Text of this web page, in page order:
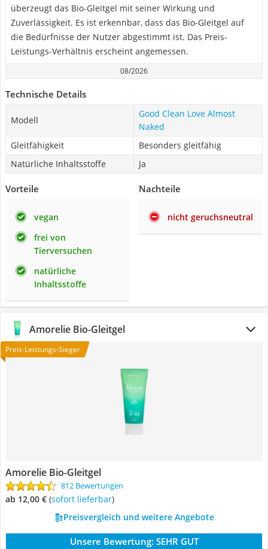
überzeugt das Bio-Gleitgel mit seiner Wirkung und
Zuverlässigkeit. Es ist erkennbar, dass das Bio-Gleitgel auf
die Bedürfnisse der Nutzer abgestimmt ist. Das Preis-
Leistungs-Verhältnis erscheint angemessen.
08/2026
Technische Details
Modell
Good Clean Love Almost
Naked
Gleitfähigkeit
Besonders gleitfähig
Natürliche Inhaltsstoffe
Ja
Vorteile
vegan
frei von
Tierversuchen
natürliche
Inhaltsstoffe
Nachteile
nicht geruchsneutral
Amorelie Bio-Gleitgel
Preis-Leistungs-Sieger
Amorelie Bio-Gleitgel
812 Bewertungen
ab 12,00 € ( Sofort lieferbar)
Preisvergleich und weitere Angebote
Unsere Bewertung: SEHR GUT